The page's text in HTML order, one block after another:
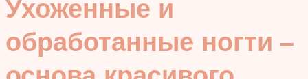
Ухоженные и
обработанные ногти –